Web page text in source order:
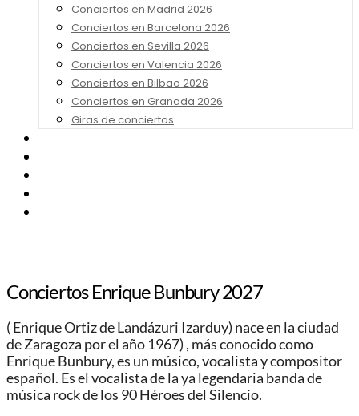
Conciertos en Madrid 2026
Conciertos en Barcelona 2026
Conciertos en Sevilla 2026
Conciertos en Valencia 2026
Conciertos en Bilbao 2026
Conciertos en Granada 2026
Giras de conciertos
Conciertos Enrique Bunbury 2027
( Enrique Ortiz de Landázuri Izarduy) nace en la ciudad
de Zaragoza por el año 1967) , más conocido como
Enrique Bunbury, es un músico, vocalista y compositor
español. Es el vocalista de la ya legendaria banda de
música rock de los 90 Héroes del Silencio.